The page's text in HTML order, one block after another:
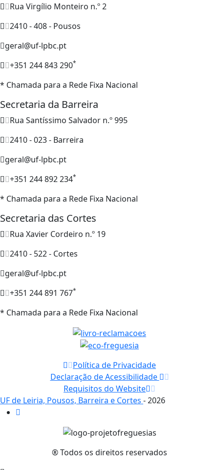
Rua Virgílio Monteiro n.º 2
2410 - 408 - Pousos
geral@uf-lpbc.pt
+351 244 843 290*
* Chamada para a Rede Fixa Nacional
Secretaria da Barreira
Rua Santíssimo Salvador n.º 995
2410 - 023 - Barreira
geral@uf-lpbc.pt
+351 244 892 234*
* Chamada para a Rede Fixa Nacional
Secretaria das Cortes
Rua Xavier Cordeiro n.º 19
2410 - 522 - Cortes
geral@uf-lpbc.pt
+351 244 891 767*
* Chamada para a Rede Fixa Nacional
Política de Privacidade
Declaração de Acessibilidade
Requisitos do Website
UF de Leiria, Pousos, Barreira e Cortes - 2026
® Todos os direitos reservados